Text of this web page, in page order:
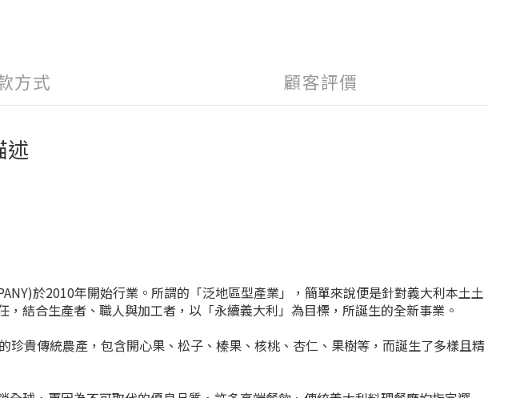
方式 顧客評價
述
於2010年開始行業。所謂的「泛地區型產業」，簡單來說便是針對義大利本土土
結合生產者、職人與加工者，以「永續義大利」為目標，所誕生的全新事業。
貴傳統農產，包含開心果、松子、榛果、核桃、杏仁、果樹等，而誕生了多樣且精